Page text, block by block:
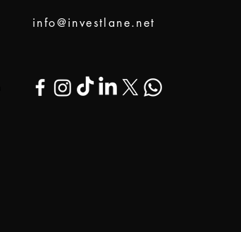
info@investlane.net